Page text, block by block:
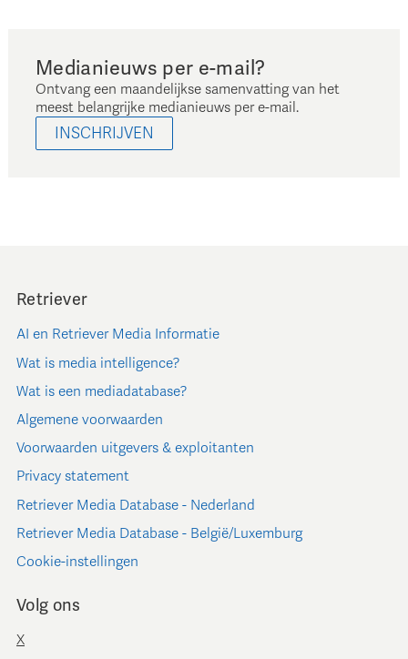
Medianieuws per e-mail?
Ontvang een maandelijkse samenvatting van het
meest belangrijke medianieuws per e-mail.
INSCHRIJVEN
Retriever
AI en Retriever Media Informatie
Wat is media intelligence?
Wat is een mediadatabase?
Algemene voorwaarden
Voorwaarden uitgevers & exploitanten
Privacy statement
Retriever Media Database - Nederland
Retriever Media Database - België/Luxemburg
Cookie-instellingen
Volg ons
X